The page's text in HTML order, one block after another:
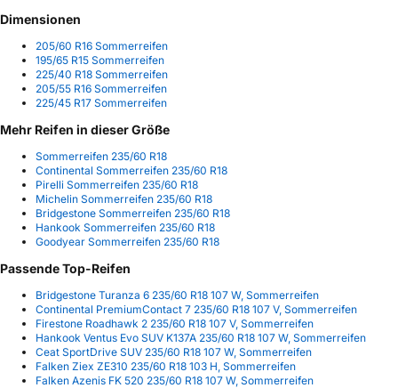
Dimensionen
205/60 R16 Sommerreifen
195/65 R15 Sommerreifen
225/40 R18 Sommerreifen
205/55 R16 Sommerreifen
225/45 R17 Sommerreifen
Mehr Reifen in dieser Größe
Sommerreifen 235/60 R18
Continental Sommerreifen 235/60 R18
Pirelli Sommerreifen 235/60 R18
Michelin Sommerreifen 235/60 R18
Bridgestone Sommerreifen 235/60 R18
Hankook Sommerreifen 235/60 R18
Goodyear Sommerreifen 235/60 R18
Passende Top-Reifen
Bridgestone Turanza 6 235/60 R18 107 W, Sommerreifen
Continental PremiumContact 7 235/60 R18 107 V, Sommerreifen
Firestone Roadhawk 2 235/60 R18 107 V, Sommerreifen
Hankook Ventus Evo SUV K137A 235/60 R18 107 W, Sommerreifen
Ceat SportDrive SUV 235/60 R18 107 W, Sommerreifen
Falken Ziex ZE310 235/60 R18 103 H, Sommerreifen
Falken Azenis FK 520 235/60 R18 107 W, Sommerreifen